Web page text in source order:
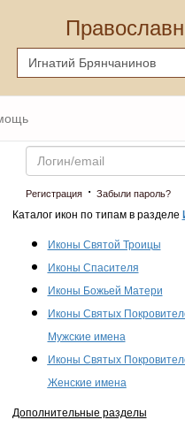
Email
Регистрация· Забыли пароль?
Каталог икон по типам в разделе
Иконы Святой Троицы
Иконы Спасителя
Иконы Божьей Матери
Иконы Святых
Мужские имена
Иконы Святых
Женские имена
Дополнительные разделы